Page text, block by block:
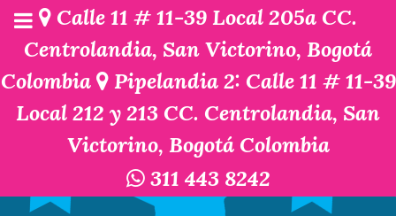
Calle 11 # 11-39 Local 205a CC.
Centrolandia, San Victorino, Bogotá
Colombia
Pipelandia 2: Calle 11 # 11-39
Local 212 y 213 CC. Centrolandia, San
Victorino, Bogotá Colombia
311 443 8242